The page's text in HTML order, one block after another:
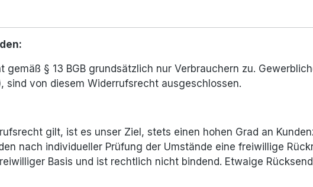
§ 13 BGB grundsätzlich nur Verbrauchern zu.
sind von diesem Widerrufsrecht ausgeschlossen.
gilt, ist es unser Ziel, stets einen hohen Grad an
nach individueller Prüfung der Umstände eine freiwillige
Basis und ist rechtlich nicht bindend. Etwaige